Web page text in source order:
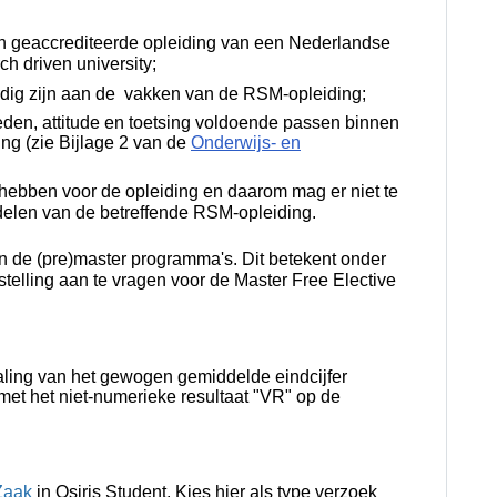
geaccrediteerde opleiding van een Nederlandse
driven university;
zijn aan de vakken van de RSM-opleiding;
attitude en toetsing voldoende passen binnen
(zie Bijlage 2 van de Onderwijs- en
voor de opleiding en daarom mag er niet te
van de betreffende RSM-opleiding.
(pre)master programma's. Dit betekent onder
aan te vragen voor de Master Free Elective
van het gewogen gemiddelde eindcijfer
het niet-numerieke resultaat "VR" op de
in Osiris Student. Kies hier als type verzoek